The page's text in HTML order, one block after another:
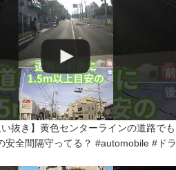
い抜き】黄色センターラインの道路でも
安全間隔守ってる？ #automobile #ドラ